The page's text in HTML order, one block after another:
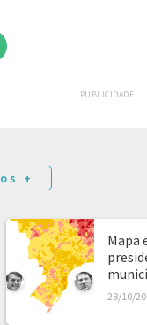
PUBLICIDADE
+
Mapa
28/10/